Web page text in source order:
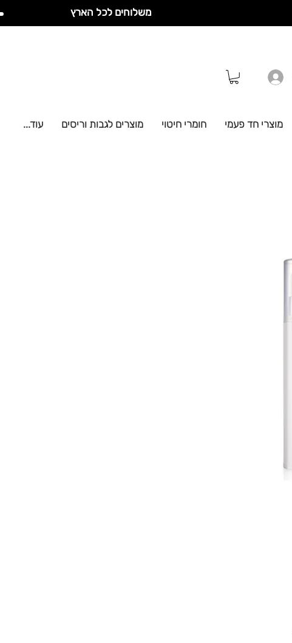
משלוחים לכל הארץ
מוצרי חד פעמי חומרי חיטוי מוצרים לגבות וריסים עוד...